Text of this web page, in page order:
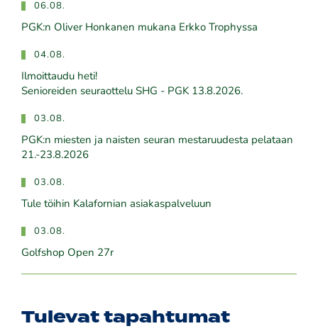
06.08.
PGK:n Oliver Honkanen mukana Erkko Trophyssa
04.08.
Ilmoittaudu heti!
​​​​​​​Senioreiden seuraottelu SHG - PGK 13.8.2026.
03.08.
PGK:n miesten ja naisten seuran mestaruudesta pelataan
21.-23.8.2026
03.08.
Tule töihin Kalafornian asiakaspalveluun
03.08.
Golfshop Open 27r
Tulevat tapahtumat